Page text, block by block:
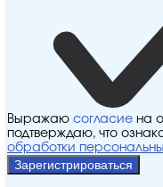
Выражаю согласие на
подтверждаю, что
обработки
Зарегистрироваться